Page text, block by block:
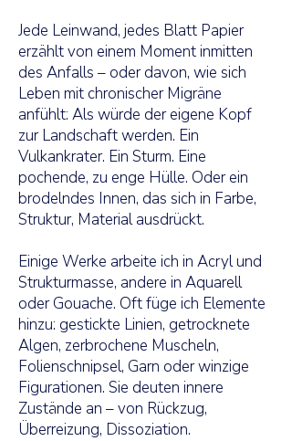
Jede Leinwand, jedes Blatt Papier
erzählt von einem Moment inmitten
des Anfalls – oder davon, wie sich
Leben mit chronischer Migräne
anfühlt: Als würde der eigene Kopf
zur Landschaft werden. Ein
Vulkankrater. Ein Sturm. Eine
pochende, zu enge Hülle. Oder ein
brodelndes Innen, das sich in Farbe,
Struktur, Material ausdrückt.
Einige Werke arbeite ich in Acryl und
Strukturmasse, andere in Aquarell
oder Gouache. Oft füge ich Elemente
hinzu: gestickte Linien, getrocknete
Algen, zerbrochene Muscheln,
Folienschnipsel, Garn oder winzige
Figurationen. Sie deuten innere
Zustände an – von Rückzug,
Überreizung, Dissoziation.